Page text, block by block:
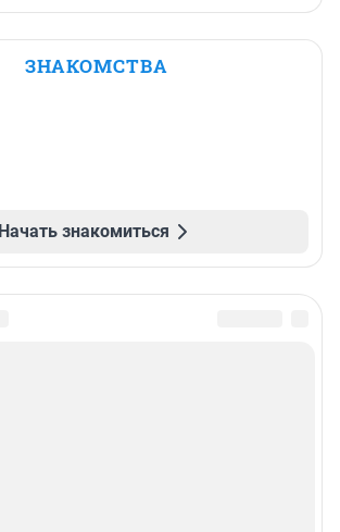
ЗНАКОМСТВА
Начать знакомиться